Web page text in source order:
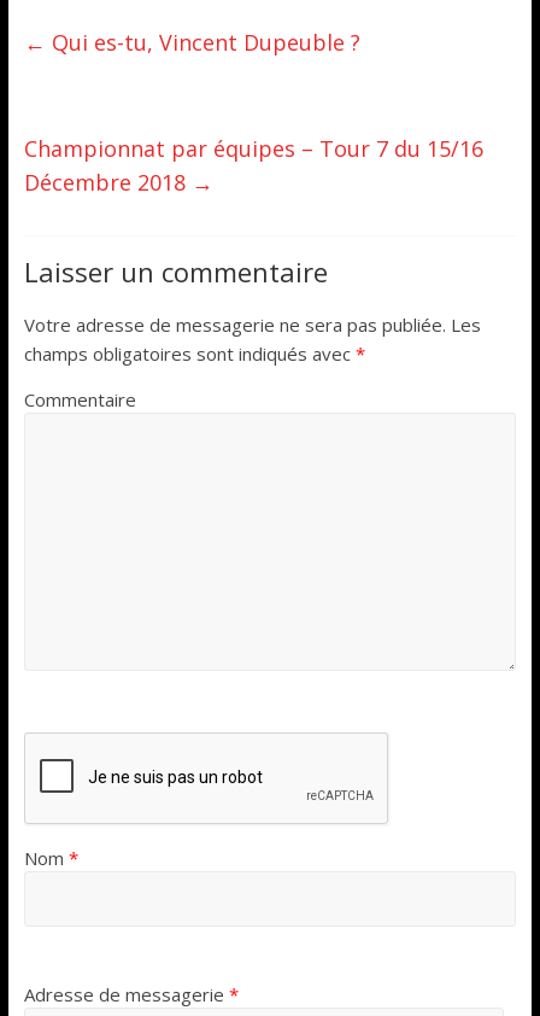
← Qui es-tu, Vincent Dupeuble ?
Championnat par équipes – Tour 7 du 15/16
Décembre 2018 →
Laisser un commentaire
Votre adresse de messagerie ne sera pas publiée. Les
champs obligatoires sont indiqués avec *
Commentaire
Nom *
Adresse de messagerie *